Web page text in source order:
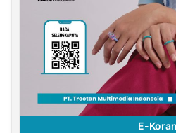
E-Koran